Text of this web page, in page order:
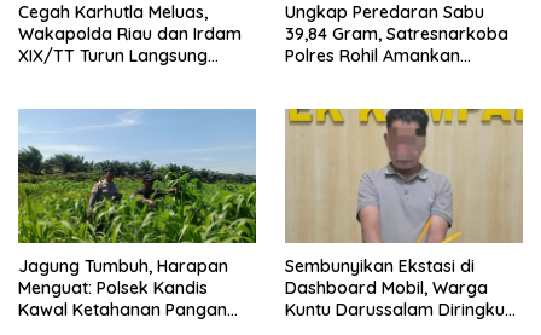
Cegah Karhutla Meluas,
Wakapolda Riau dan Irdam
XIX/TT Turun Langsung
Ungkap Peredaran Sabu
39,84 Gram, Satresnarkoba
Polres Rohil Amankan
Jagung Tumbuh, Harapan
Menguat: Polsek Kandis
Kawal Ketahanan Pangan
Sembunyikan Ekstasi di
Dashboard Mobil, Warga
Kuntu Darussalam Diringkus